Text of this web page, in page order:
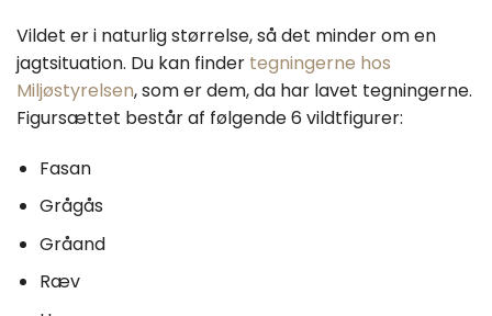
Vildet er i naturlig størrelse, så det minder om en
jagtsituation. Du kan finder tegningerne hos
Miljøstyrelsen, som er dem, da har lavet tegningerne.
Figursættet består af følgende 6 vildtfigurer:
Fasan
Grågås
Gråand
Ræv